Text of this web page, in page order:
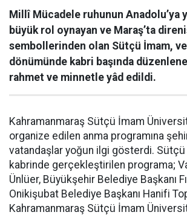
Millî Mücadele ruhunun Anadolu’ya
büyük rol oynayan ve Maraş’ta
sembollerinden olan Sütçü İmam,
dönümünde kabri başında
rahmet ve minnetle yâd edildi.
Kahramanmaraş Sütçü İmam
organize edilen anma programına
vatandaşlar yoğun ilgi gösterdi. Sütçü
kabrinde gerçekleştirilen programa;
Ünlüer, Büyükşehir Belediye Başkanı
Onikişubat Belediye Başkanı Hanifi
Kahramanmaraş Sütçü İmam